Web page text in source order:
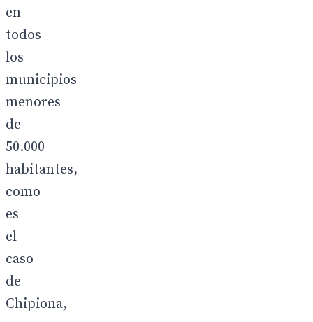
en
todos
los
municipios
menores
de
50.000
habitantes,
como
es
el
caso
de
Chipiona,